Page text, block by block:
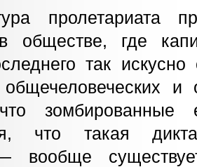
пролетариата
обществе, где
так
общечеловеческих и
что
что такая
вообще